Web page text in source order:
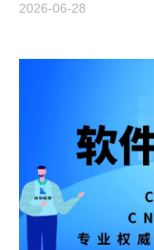
2026-06-28